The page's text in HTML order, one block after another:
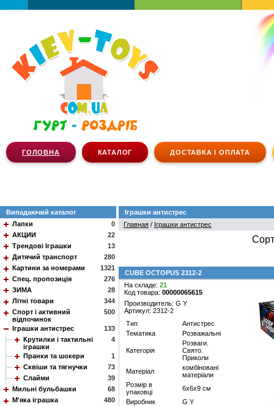
ГОЛОВНА КАТАЛОГ ДОСТАВКА І ОПЛАТА
Випадаючий каталог
0
Лапки
22
АКЦИИ
13
Трендові Іграшки
280
Дитячий транспорт
1321
Картини за номерами
276
Спец. пропозиція
28
ЗИМА
344
Літні товари
500
Спорт і активний
відпочинок
133
Іграшки антистрес
4
Крутилки і тактильні
іграшки
1
Пранки та шокери
73
Сквіши та тягнучки
39
Слайми
68
Мильні бульбашки
480
М'яка іграшка
Іграшки антистрес
Главная / Іграшки антистрес
CUBE OCTOPUS 2312-2
На складе: 21
Код товара: 00000065615
Производитель: G Y
Артикул: 2312-2
Тип
Антистрес
Тематика
Розважальні
Категорія
Розваги.
Свято.
Приколи
Матеріал
комбіновані
матеріали
Розмір в
упаковці
6х6х9 см
Виробник
G Y